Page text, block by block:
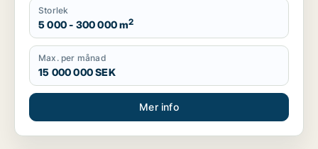
Storlek
5 000 - 300 000 m2
Max. per månad
15 000 000 SEK
Mer info